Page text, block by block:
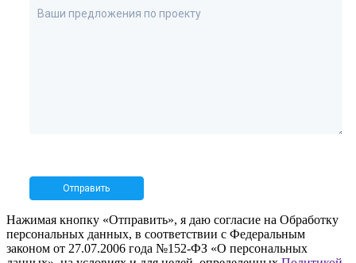
Нажимая кнопку «Отправить», я даю согласие на Обработку
персональных данных, в соответствии с Федеральным
законом от 27.07.2006 года №152-ФЗ «О персональных